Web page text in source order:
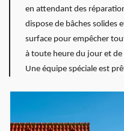
en attendant des
dispose de bâches solides
surface pour empêcher
à toute heure du jour et de
Une équipe spéciale est